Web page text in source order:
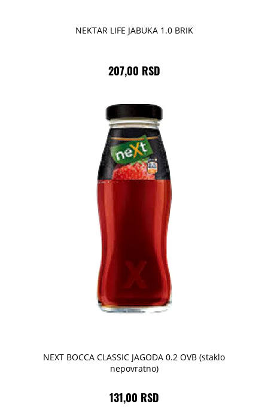
NEKTAR LIFE JABUKA 1.0 BRIK
207,00 RSD
NEXT BOCCA CLASSIC JAGODA 0.2 OVB (staklo
nepovratno)
131,00 RSD